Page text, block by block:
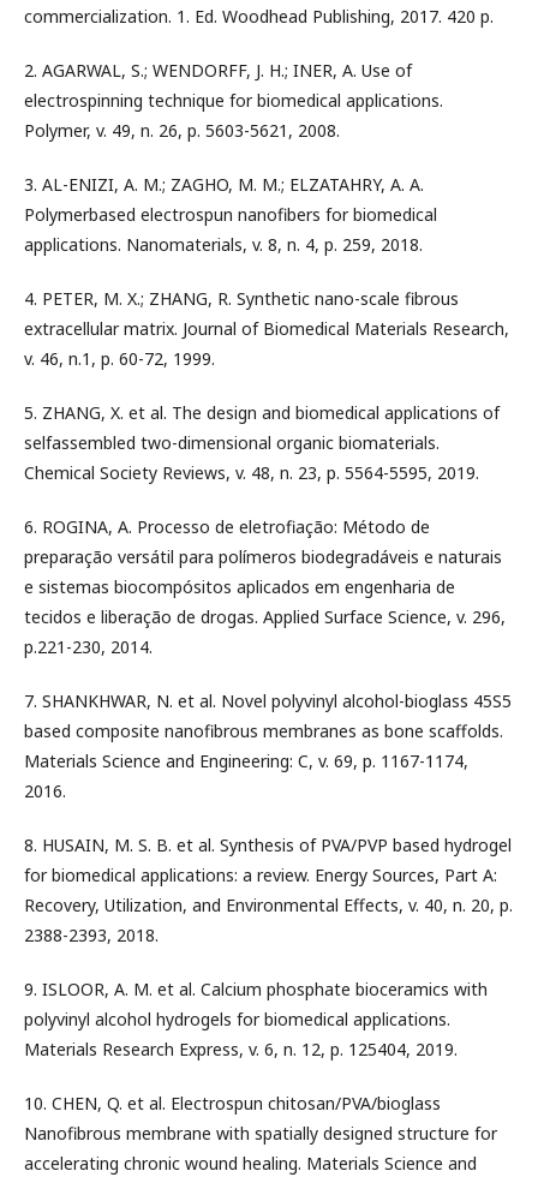
commercialization. 1. Ed. Woodhead Publishing, 2017. 420 p.
2. AGARWAL, S.; WENDORFF, J. H.; INER, A. Use of
electrospinning technique for biomedical applications.
Polymer, v. 49, n. 26, p. 5603-5621, 2008.
3. AL-ENIZI, A. M.; ZAGHO, M. M.; ELZATAHRY, A. A.
Polymerbased electrospun nanofibers for biomedical
applications. Nanomaterials, v. 8, n. 4, p. 259, 2018.
4. PETER, M. X.; ZHANG, R. Synthetic nano-scale fibrous
extracellular matrix. Journal of Biomedical Materials Research,
v. 46, n.1, p. 60-72, 1999.
5. ZHANG, X. et al. The design and biomedical applications of
selfassembled two-dimensional organic biomaterials.
Chemical Society Reviews, v. 48, n. 23, p. 5564-5595, 2019.
6. ROGINA, A. Processo de eletrofiação: Método de
preparação versátil para polímeros biodegradáveis e naturais
e sistemas biocompósitos aplicados em engenharia de
tecidos e liberação de drogas. Applied Surface Science, v. 296,
p.221-230, 2014.
7. SHANKHWAR, N. et al. Novel polyvinyl alcohol-bioglass 45S5
based composite nanofibrous membranes as bone scaffolds.
Materials Science and Engineering: C, v. 69, p. 1167-1174,
2016.
8. HUSAIN, M. S. B. et al. Synthesis of PVA/PVP based hydrogel
for biomedical applications: a review. Energy Sources, Part A:
Recovery, Utilization, and Environmental Effects, v. 40, n. 20, p.
2388-2393, 2018.
9. ISLOOR, A. M. et al. Calcium phosphate bioceramics with
polyvinyl alcohol hydrogels for biomedical applications.
Materials Research Express, v. 6, n. 12, p. 125404, 2019.
10. CHEN, Q. et al. Electrospun chitosan/PVA/bioglass
Nanofibrous membrane with spatially designed structure for
accelerating chronic wound healing. Materials Science and